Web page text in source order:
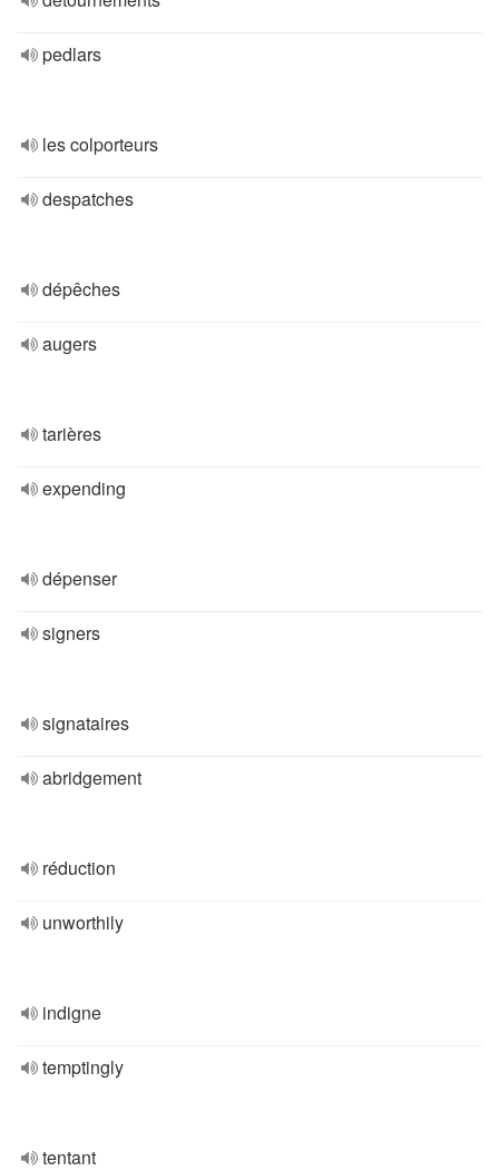
pedlars
les colporteurs
despatches
dépêches
augers
tarières
expending
dépenser
signers
signataires
abridgement
réduction
unworthily
indigne
temptingly
tentant